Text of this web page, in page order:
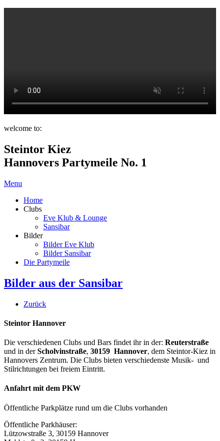
welcome to:
Steintor Kiez
Hannovers Partymeile No. 1
Menu
Home
Clubs
Eve Klub & Lounge
Sansibar
Bilder
Bilder Eve Klub
Bilder Sansibar
Die Partymeile
Bilder aus der Sansibar
Zurück
Steintor Hannover
Die verschiedenen Clubs und Bars findet ihr in der: Reuterstraße
und in derScholvinstraße, 30159 Hannover, dem Steintor-Kiez in
Hannovers Zentrum. Die Clubs bieten verschiedenste Musik- und
Stilrichtungen bei freiem Eintritt.
Anfahrt mit dem PKW
Öffentliche Parkplätze rund um die Clubs vorhanden
Öffentliche Parkhäuser:
Lützowstraße 3, 30159 Hannover